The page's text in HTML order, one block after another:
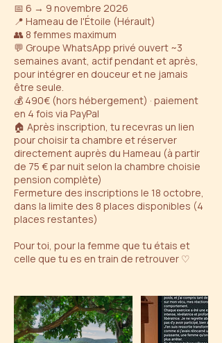
📅 6 → 9 novembre 2026
📍 Hameau de l'Étoile (Hérault)
👥 8 femmes maximum
💬 Groupe WhatsApp privé ouvert ~3
semaines avant, actif pendant et après,
pour intégrer en douceur et ne jamais
être seule.
💰 490€ (hors hébergement) · paiement
en 4 fois via PayPal
🏠 Après inscription, tu recevras un lien
pour choisir ta chambre et réserver
directement auprès du Hameau (à partir
de 75 € par nuit selon la chambre choisie
pension complète)
Fermeture des inscriptions le 18 octobre,
dans la limite des 8 places disponibles (4
places restantes)
Pour toi, pour la femme que tu étais et
celle que tu es en train de retrouver ♡